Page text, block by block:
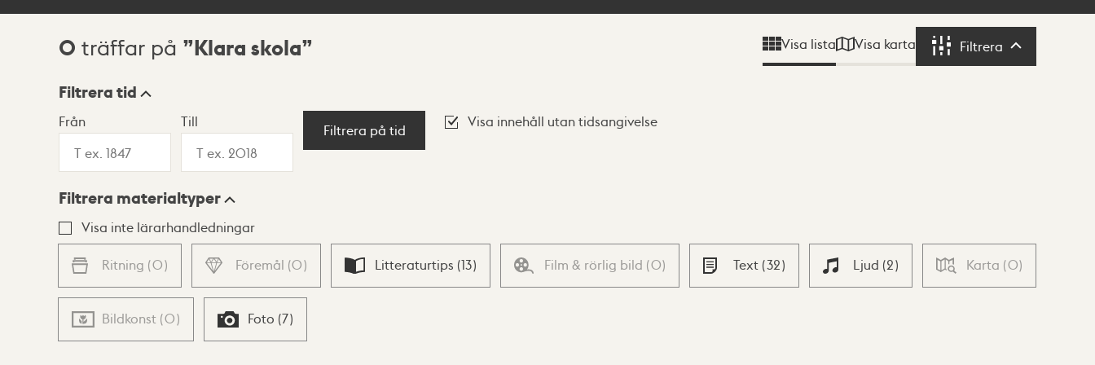
Sökresultat
0 träffar på Klara skola Visa lista Visa karta Filtrera Filtrera
Visningsläge
Lista Karta
Filtrera tid
Från Till
Filtrera på tid
Visa innehåll utan tidsangivelse
Filtrera materialtyper
Visa inte lärarhandledningar
Ritning (0) Föremål (0) Litteraturtips (13) Film & rörlig bild (0) Text (32) Ljud (2) Karta (0)
Bildkonst (0) Foto (7)